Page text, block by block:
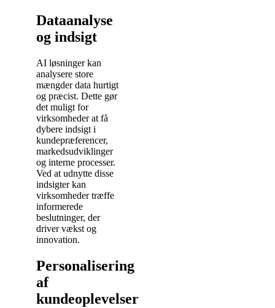
Dataanalyse
og indsigt
AI løsninger kan
analysere store
mængder data hurtigt
og præcist. Dette gør
det muligt for
virksomheder at få
dybere indsigt i
kundepræferencer,
markedsudviklinger
og interne processer.
Ved at udnytte disse
indsigter kan
virksomheder træffe
informerede
beslutninger, der
driver vækst og
innovation.
Personalisering
af
kundeoplevelser